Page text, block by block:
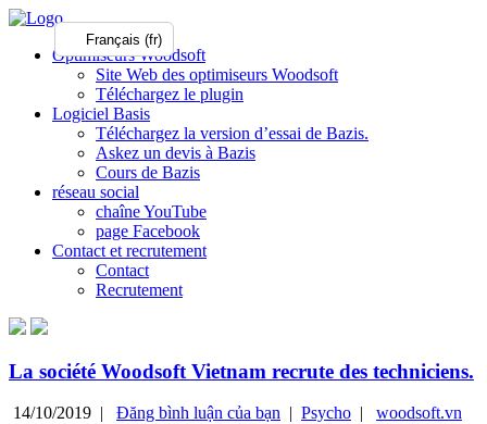
Optimiseurs Woodsoft
Site Web des optimiseurs Woodsoft
Téléchargez le plugin
Logiciel Basis
Téléchargez la version d’essai de Bazis.
Askez un devis à Bazis
Cours de Bazis
réseau social
chaîne YouTube
page Facebook
Contact et recrutement
Contact
Recrutement
La société Woodsoft Vietnam recrute des techniciens.
14/10/2019 | Đăng bình luận của bạn | Psycho | woodsoft.vn
Français (fr)